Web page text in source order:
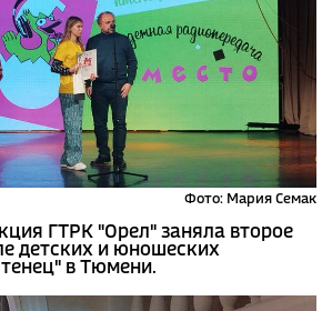
Фото: Мария Семак
ГТРК "Орел" заняла второе
детских и юношеских
в Тюмени.